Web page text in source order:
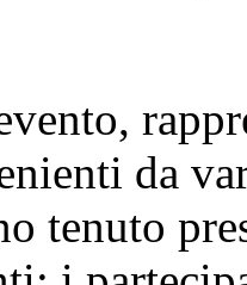
da
tenuto